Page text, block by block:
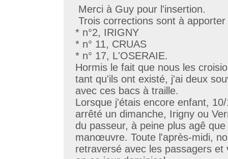
Merci à Guy pour l'insertion.
Trois corrections sont à
* n°2, IRIGNY
* n° 11, CRUAS
* n° 17, L'OSERAIE.
Hormis le fait que nous les
tant qu'ils ont existé, j'ai deux
avec ces bacs à traille.
Lorsque j'étais encore enfant,
arrêté un dimanche, Irigny ou
du passeur, à peine plus agê
manœuvre. Toute l'après-midi,
retraversé avec les passagers et